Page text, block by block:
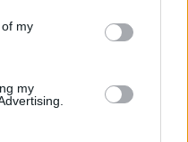
my
my